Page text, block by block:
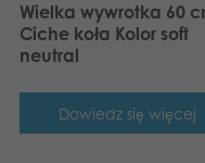
Wielka wywrotka 60
Ciche koła Kolor soft
neutral
Dowiedz się więcej